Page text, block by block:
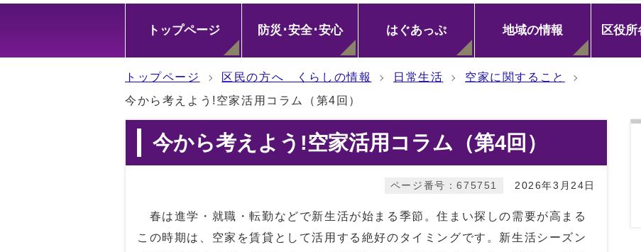
トップページ 防災･安全･安心 はぐあっぷ 地域の情報 区役
トップページ 区民の方へ くらしの情報 日常生活
空家に関すること
今から考えよう!空家活用コラム（第4回）
今から考えよう!空家活用コラム（第4回）
2026年3月24日
ページ番号：675751
春は進学・就職・転勤などで新生活が始まる季節。住まい探しの需要が高まる
この時期は、空家を賃貸として活用する絶好のタイミングです。新生活シーズン